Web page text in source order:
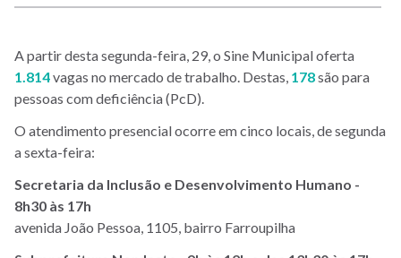
A partir desta segunda-feira, 29, o Sine Municipal oferta
1.814vagas no mercado de trabalho. Destas, 178são para
pessoas com deficiência (PcD).
O atendimento presencial ocorre em cinco locais, de segunda
a sexta-feira:
Secretaria da Inclusão e Desenvolvimento Humano -
8h30 às 17h
avenida João Pessoa, 1105, bairro Farroupilha